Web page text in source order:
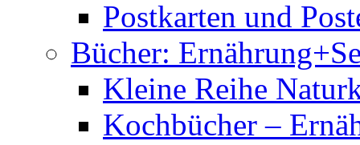
Postkarten und
Bücher:
Kleine Reihe
Kochbücher –